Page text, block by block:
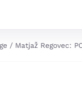
Matjaž Regovec: